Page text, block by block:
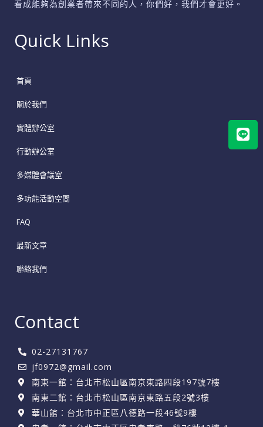
看成能夠為創業者帶來不同的人，你們好，我們才會更好。
Quick Links
首頁
關於我們
實體辦公室
行動辦公室
多媒體會議室
多功能活動空間
FAQ
最新文章
聯絡我們
Contact
02-27131767
jf0972@gmail.com
南東一館：台北市松山區南京東路四段197號7樓
南東二館：台北市松山區南京東路五段2號3樓
華山館：台北市中正區八德路一段46號9樓